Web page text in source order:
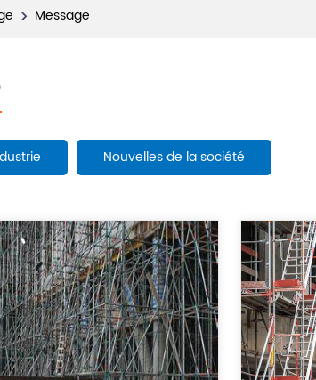
Message
Nouvelles de la société